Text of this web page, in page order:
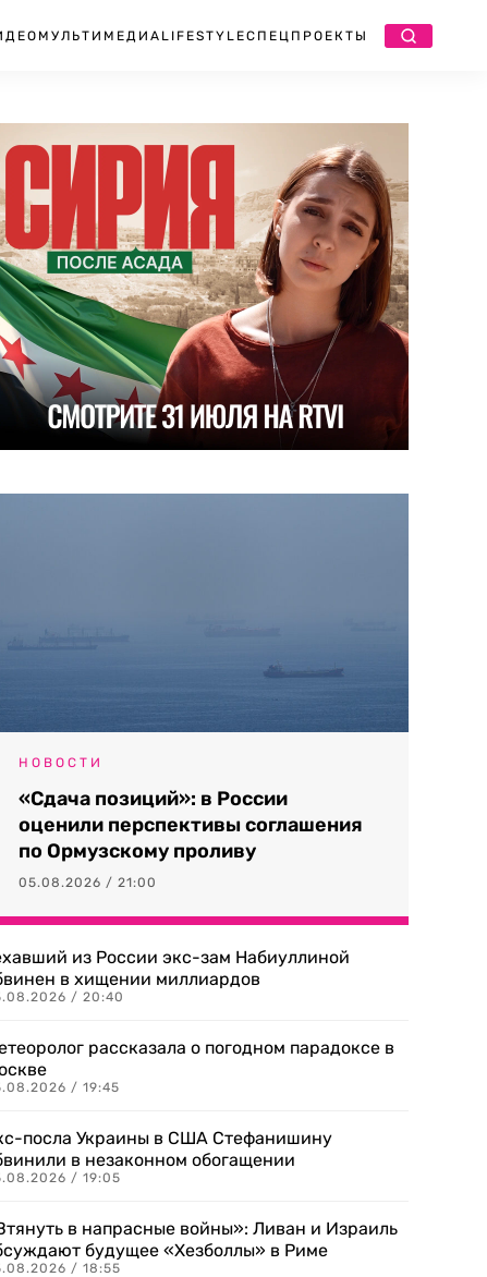
МУЛЬТИМЕДИА LIFESTYLEСПЕЦПРОЕКТЫ
НОВОСТИ
«Сдача позиций»: в России
оценили перспективы соглашения
по Ормузскому проливу
05.08.2026 / 21:00
из России экс-зам Набиуллиной
в хищении миллиардов
/ 20:40
рассказала о погодном парадоксе в
/ 19:45
посла Украины в США Стефанишину
в незаконном обогащении
/ 19:05
в напрасные войны»: Ливан и Израиль
будущее «Хезболлы» в Риме
/ 18:55